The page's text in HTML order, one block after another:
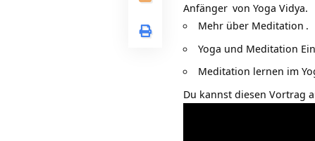
Anfänger von Yoga Vidya.
Mehr über Meditation .
Yoga und Meditation
Meditation lernen im
Du kannst diesen Vortrag